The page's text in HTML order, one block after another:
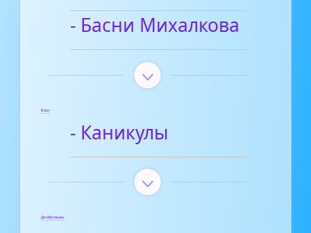
- Басни Михалкова
Блог
- Каникулы
Диафильмы